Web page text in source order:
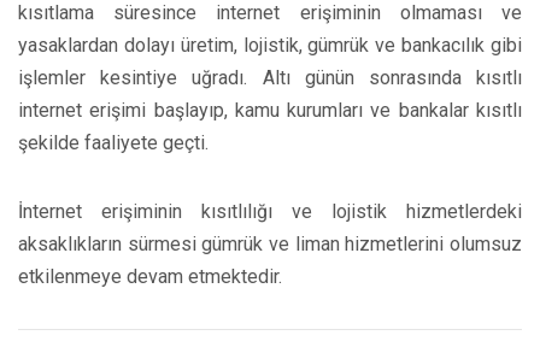
kısıtlama süresince internet erişiminin olmaması ve
yasaklardan dolayı üretim, lojistik, gümrük ve bankacılık gibi
işlemler kesintiye uğradı. Altı günün sonrasında kısıtlı
internet erişimi başlayıp, kamu kurumları ve bankalar kısıtlı
şekilde faaliyete geçti.
İnternet erişiminin kısıtlılığı ve lojistik hizmetlerdeki
aksaklıkların sürmesi gümrük ve liman hizmetlerini olumsuz
etkilenmeye devam etmektedir.